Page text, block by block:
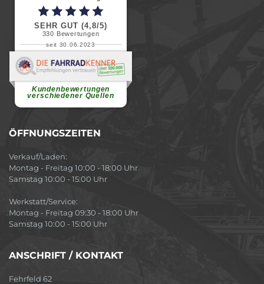
SEHR GUT (4,8/5)
330 Bewertungen
seit 30.06.2023
Kundenbewertungen
verschiedener Quellen
Renate H.
Vielen Dank für ein herzliches
ÖFFNUNGSZEITEN
Verkauf/Laden:
Montag - Freitag 10:00 - 18:00 Uhr
Samstag 10:00 - 15:00 Uhr
Werkstatt/Service:
Montag - Freitag 09:30 - 18:00 Uhr
Samstag 10:00 - 15:00 Uhr
ANSCHRIFT / KONTAKT
Fehrfeld 62